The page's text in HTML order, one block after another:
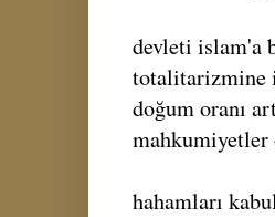
devleti islam'a
totalitarizmine
doğum oranı
mahkumiyetler
hahamları